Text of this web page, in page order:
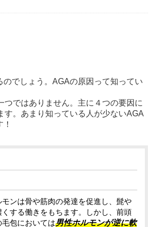
のでしょう。AGAの原因って知ってい
つではありません。主に４つの要因に
す。あまり知っている人が少ないAGA
ンは骨や筋肉の発達を促進し、髭や
する働きをもちます。しかし、前頭
包においては男性ホルモンが逆に軟